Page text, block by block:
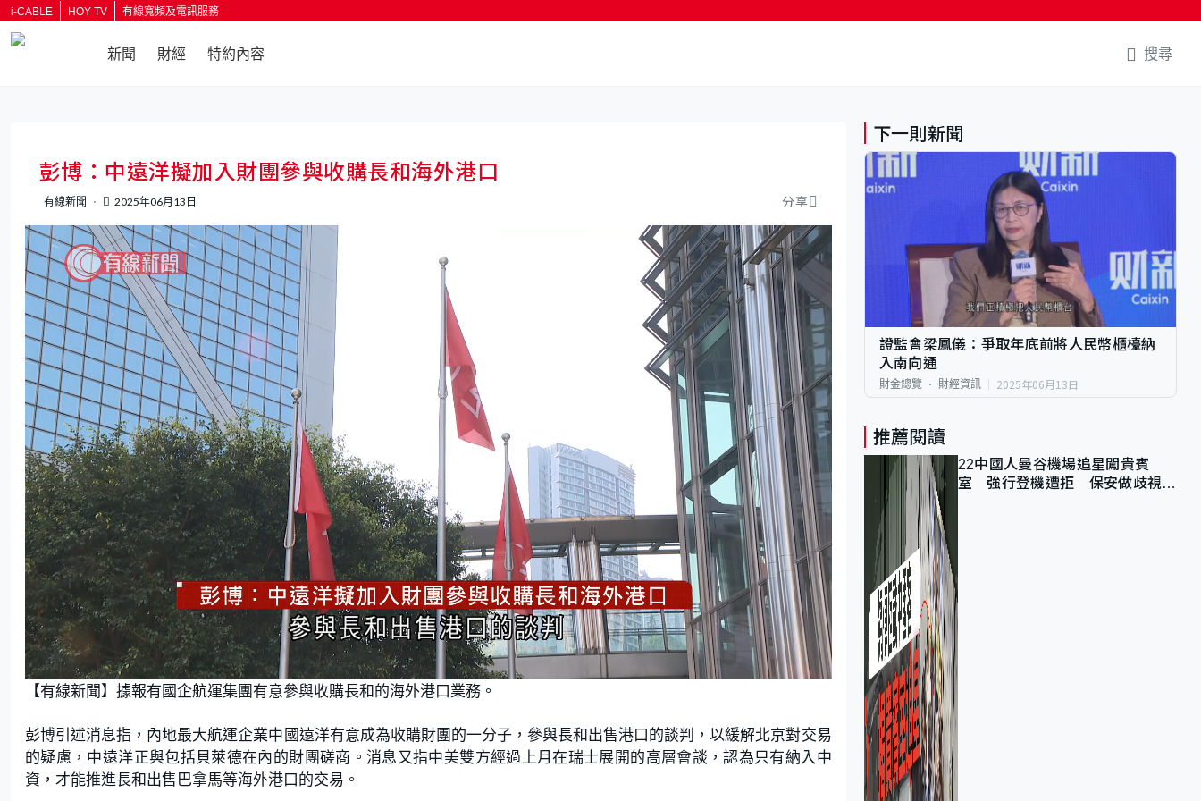
i-CABLE HOY TV 有線寬頻及電訊服務
新聞 財經 特約內容 搜尋
彭博：中遠洋擬加入財團參與收購長和海外港口
有線新聞 2025年06月13日 分享
U
n
m
u
L
a
d
7
6
9
2
%
【有線新聞】據報有國企航運集團有意參與收購長和的海外港口業務。
彭博引述消息指，內地最大航運企業中國遠洋有意成為收購財團的一分子，參與長和出售港口的談判，以緩解北京對交易
的疑慮，中遠洋正與包括貝萊德在內的財團磋商。消息又指中美雙方經過上月在瑞士展開的高層會談，認為只有納入中
資，才能推進長和出售巴拿馬等海外港口的交易。
下一則新聞
證監會梁鳳儀：爭取年底前將人民幣櫃檯納
入南向通
財金總覽 財經資訊 2025年06月13日
推薦閱讀
22中國人曼谷機場追星闖貴賓
室 強行登機遭拒 保安做歧視手